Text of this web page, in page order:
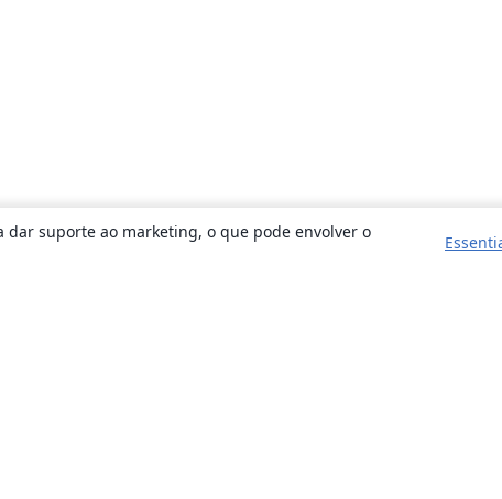
dar suporte ao marketing, o que pode envolver o